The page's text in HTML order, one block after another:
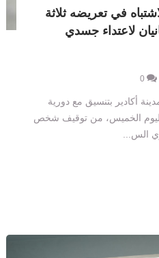
في تعريضه ثلاثة
لاعتداء جسدي
0
أكادير بتنسيق مع دورية
الخميس، من توقيف شخص